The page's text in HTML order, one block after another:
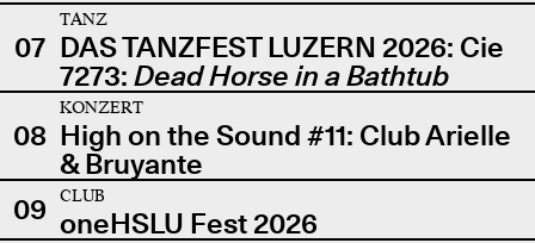
07
TANZ
DAS TANZFEST LUZERN 2026: Cie
7273: Dead Horse in a Bathtub
08
KONZERT
High on the Sound #11: Club Arielle
& Bruyante
09
CLUB
oneHSLU Fest 2026